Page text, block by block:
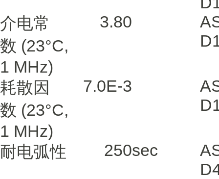
介电常
数 (23°C,
1 MHz)
3.80
耗散因
数 (23°C,
1 MHz)
7.0E-3
耐电弧性 250sec